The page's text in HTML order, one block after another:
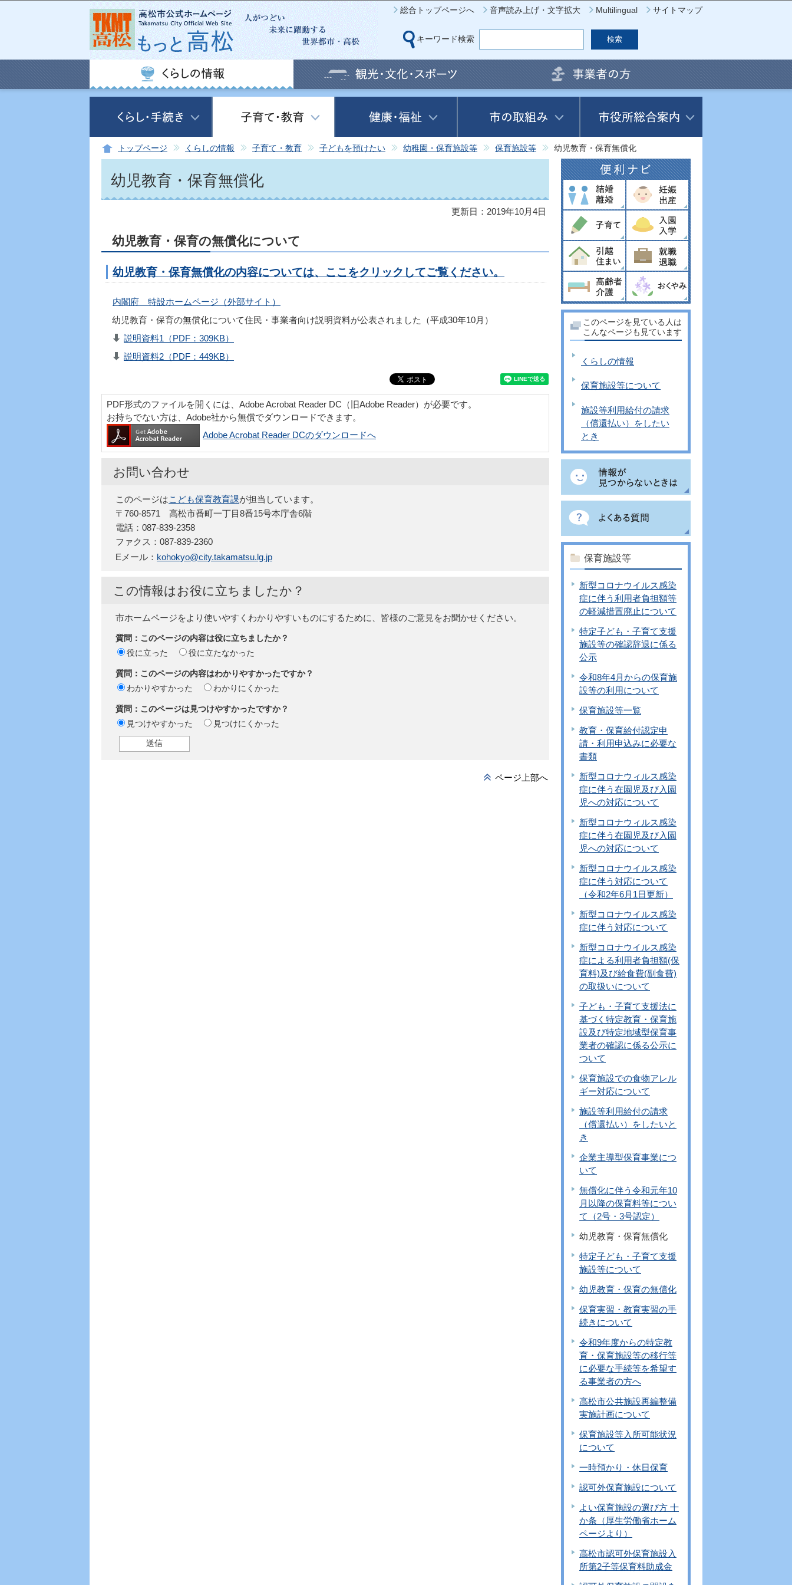
このページの本文へ移動
総合トップページへ 音声読み上げ・文字拡大 Multilingual サイトマップ
キーワード検索
トップページ くらしの情報 子育て・教育 子どもを預けたい 幼稚園・保育施設等 保育施設等 幼児教育・保育無償化
幼児教育・保育無償化
更新日：2019年10月4日
幼児教育・保育の無償化について
幼児教育・保育無償化の内容については、ここをクリックしてご覧ください。
内閣府 特設ホームページ（外部サイト）
幼児教育・保育の無償化について住民・事業者向け説明資料が公表されました（平成30年10月）
説明資料1（PDF：309KB）
説明資料2（PDF：449KB）
PDF形式のファイルを開くには、Adobe Acrobat Reader DC（旧Adobe Reader）が必要です。
お持ちでない方は、Adobe社から無償でダウンロードできます。
Adobe Acrobat Reader DCのダウンロードへ
お問い合わせ
このページはこども保育教育課が担当しています。
〒760-8571 高松市番町一丁目8番15号本庁舎6階
電話：087-839-2358
ファクス：087-839-2360
Eメール： kohokyo@city.takamatsu.lg.jp
この情報はお役に立ちましたか？
市ホームページをより使いやすくわかりやすいものにするために、皆様のご意見をお聞かせください。
質問：このページの内容は役に立ちましたか？
役に立った
役に立たなかった
質問：このページの内容はわかりやすかったですか？
わかりやすかった
わかりにくかった
質問：このページは見つけやすかったですか？
見つけやすかった
見つけにくかった
ページ上部へ
このページを見ている人は
こんなページも見ています
くらしの情報
保育施設等について
施設等利用給付の請求
（償還払い）をしたい
とき
保育施設等
新型コロナウイルス感染
症に伴う利用者負担額等
の軽減措置廃止について
特定子ども・子育て支援
施設等の確認辞退に係る
公示
令和8年4月からの保育施
設等の利用について
保育施設等一覧
教育・保育給付認定申
請・利用申込みに必要な
書類
新型コロナウィルス感染
症に伴う在園児及び入園
児への対応について
新型コロナウィルス感染
症に伴う在園児及び入園
児への対応について
新型コロナウイルス感染
症に伴う対応について
（令和2年6月1日更新）
新型コロナウイルス感染
症に伴う対応について
新型コロナウイルス感染
症による利用者負担額(保
育料)及び給食費(副食費)
の取扱いについて
子ども・子育て支援法に
基づく特定教育・保育施
設及び特定地域型保育事
業者の確認に係る公示に
ついて
保育施設での食物アレル
ギー対応について
施設等利用給付の請求
（償還払い）をしたいと
き
企業主導型保育事業につ
いて
無償化に伴う令和元年10
月以降の保育料等につい
て（2号・3号認定）
幼児教育・保育無償化
特定子ども・子育て支援
施設等について
幼児教育・保育の無償化
保育実習・教育実習の手
続きについて
令和9年度からの特定教
育・保育施設等の移行等
に必要な手続等を希望す
る事業者の方へ
高松市公共施設再編整備
実施計画について
保育施設等入所可能状況
について
一時預かり・休日保育
認可外保育施設について
よい保育施設の選び方 十
か条（厚生労働省ホーム
ページより）
高松市認可外保育施設入
所第2子等保育料助成金